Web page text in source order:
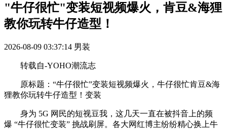
"牛仔很忙"变装短视频爆火，肯豆&海狸
教你玩转牛仔造型！
2026-08-09 03:37:14 男装
转载自-YOHO潮流志
原标题：“牛仔很忙”变装短视频爆火，牛仔很忙肯豆&海
狸教你玩转牛仔造型！变装
身为 5G 网民的短视豆我，这几天一直在被抖音上的频
爆 “牛仔很忙变装” 挑战刷屏。各大网红博主纷纷精心换上牛